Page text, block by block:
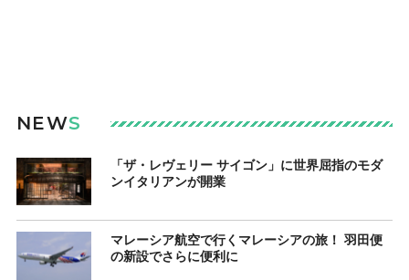
NEWS
「ザ・レヴェリー サイゴン」に世界屈指のモダ
ンイタリアンが開業
マレーシア航空で行くマレーシアの旅！ 羽田便
の新設でさらに便利に